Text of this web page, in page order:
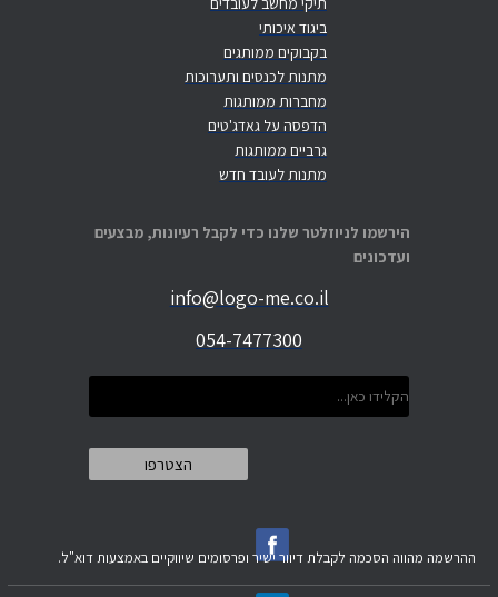
ביגוד איכותי
בקבוקים ממותגים
מתנות לכנסים ותערוכות
מחברות ממותגות
הדפסה על גאדג'טים
גרביים ממותגות
מתנות לעובד חדש
הירשמו לניוזלטר שלנו כדי לקבל רעיונות, מבצעים
ועדכונים
info@logo-me.co.il
054-7477300
ההרשמה מהווה הסכמה לקבלת דיוור ישיר ופרסומים שיווקיים באמצעות דוא"ל.